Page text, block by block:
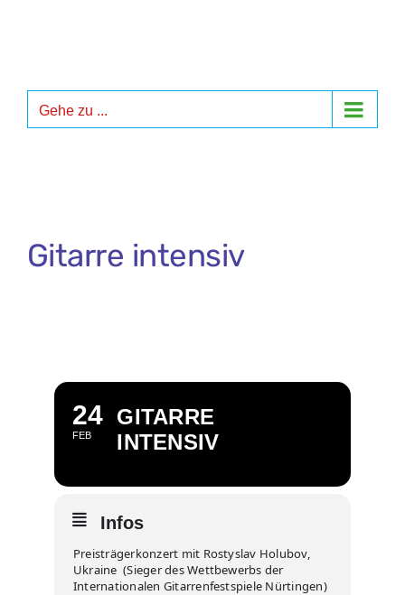
Gehe zu ...
Gitarre intensiv
24
FEB
GITARRE
INTENSIV
Infos
Preisträgerkonzert mit Rostyslav Holubov,
Ukraine (Sieger des Wettbewerbs der
Internationalen Gitarrenfestspiele Nürtingen)